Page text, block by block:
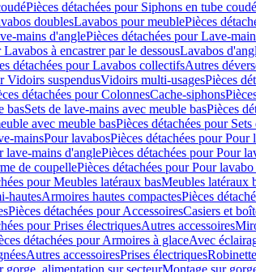
Pièces détachées pour Siphons en tube coudé
doublesLavabos pour meublePièces
mains d'anglePièces détachées pour Lave-
à encastrer par le dessousLavabos
détachées pour Lavabos collectifsAutres
Vidoirs suspendusVidoirs multi-usagesPièces
détachées pour ColonnesCache-siphons
basSets de lave-mains avec meuble basPièces
avec meuble basPièces détachées pour
mainsPour lavabosPièces détachées pour Pour
lave-mains d'anglePièces détachées pour Pour
de coupellePièces détachées pour Pour
pour Meubles latéraux basMeubles latéraux
hautesArmoires hautes compactesPièces
Pièces détachées pour AccessoiresCasiers et
pour Prises électriquesAutres accessoires
détachées pour Armoires à glaceAvec
Autres accessoiresPrises électriques
gorge, alimentation sur secteurMontage sur